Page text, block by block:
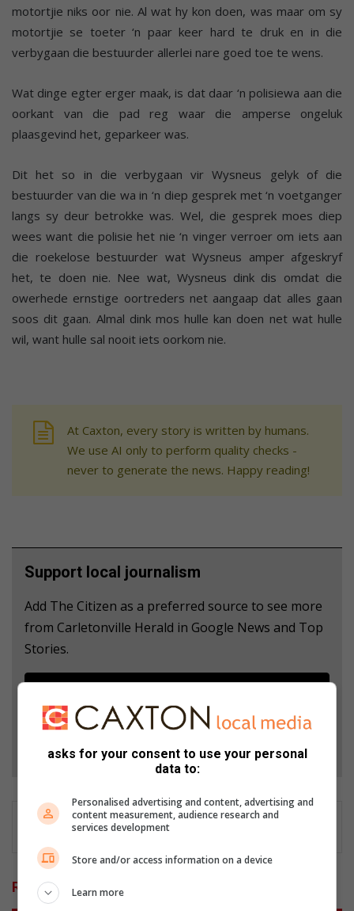
motortjie niks oor nie. Al wat hy kon doen, was maar om sy
motortjie se toeter ‘n paar keer hard te druk en in die
verbygaan die bestuurder allerlei nare goed toe te wens.
Wat dinge egter erger maak, is dat daar ‘n polisiewa aan die
oorkant van die pad reg waar die amperse ongeluk
plaasgevind het, geparkeer was.
Dit het so in die verbygaan vir Wysneus gelyk of die
bestuurder van die wa in ‘n diep gesprek met ‘n voetganger
langs sy deur betrokke was. Wel, die gesprek moes diep
wees want die polisie het nie ‘n vinger verroer om iets aan
die roekelose bestuurder wat Wysneus amper afgeskryf
het, te doen nie. Nee wat, Wysneus dink dis omdat die
owerhede ernstige oortreders net aangaap dat alles gaan
soos dit gaan. Almal dink mos hulle kan doen net wat hulle
wil, want hulle sal nooit iets oorkom nie.
At Caxton, every story is written by humans.
We use AI only to perform quality checks -
never to generate the news. Happy reading!
Support local journalism
Add The Citizen as a preferred source to see more
from Carletonville Herald in Google News and Top
Stories.
Follow on Google News
Related Articles
asks for your consent to use your personal
data to:
Personalised advertising and content, advertising and
content measurement, audience research and
services development
Store and/or access information on a device
Learn more